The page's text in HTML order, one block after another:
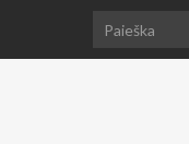
Search for: